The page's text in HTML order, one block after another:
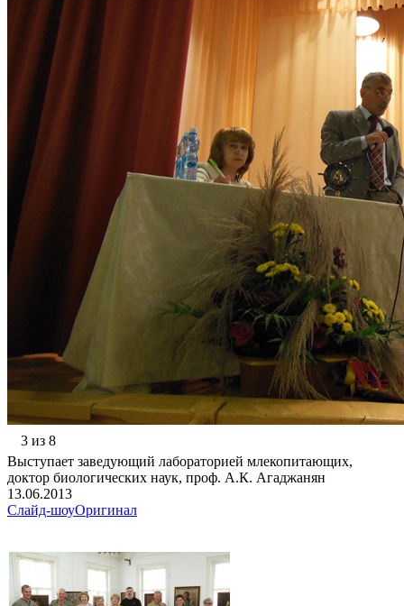
3 из 8
Выступает заведующий лабораторией млекопитающих,
доктор биологических наук, проф. А.К. Агаджанян
13.06.2013
Слайд-шоуОригинал